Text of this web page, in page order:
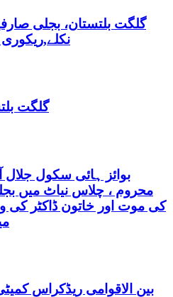
گلگت
بوائز ہائی سکول
محروم ، چلاس نیاٹ میں
کی موت اور خاتون ڈاکٹر کی
بین الاقوامی ریڈکراس